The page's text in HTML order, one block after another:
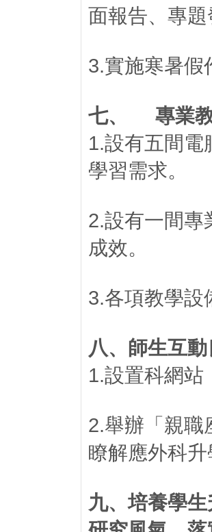
面報告、專
3.實施寒暑假
七、 專業
1.設有五間電
學習需求。
2.設有一間專
成效。
3.各項教學設
八、 師生互
1.設置科網站
2.舉辦「親職
瞭解應外科
九、培養學